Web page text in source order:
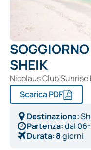
SHEIK
Nicolaus Club Sunrise
Scarica PDF
Destinazione:
Partenza:dal
Durata: 8giorni